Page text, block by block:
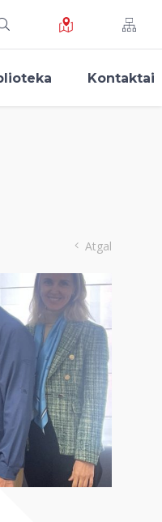
Kontaktai
Atgal